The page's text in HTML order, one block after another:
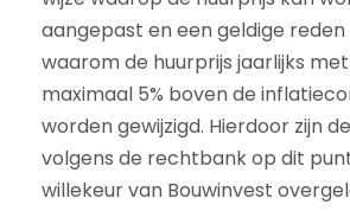
aangepast en een geldige
waarom de huurprijs jaarlijks
maximaal 5% boven de
worden gewijzigd. Hierdoor zijn
volgens de rechtbank op dit
willekeur van Bouwinvest